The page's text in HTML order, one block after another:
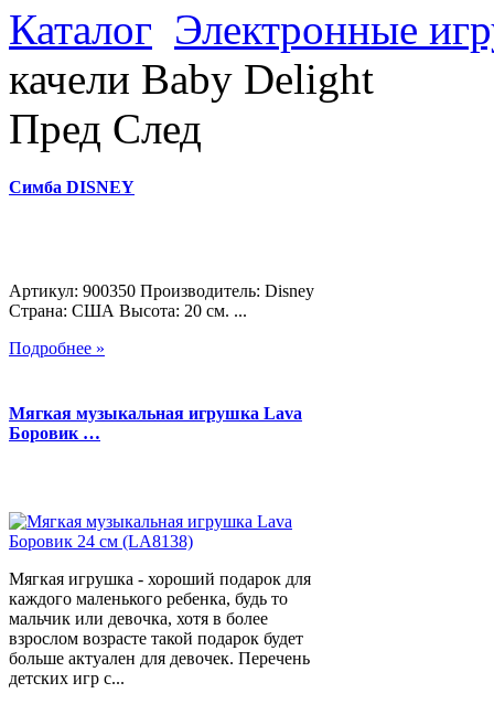
Каталог Электронные
качели Baby Delight
Пред След
Симба DISNEY
Артикул: 900350 Производитель: Disney
Страна: США Высота: 20 см. ...
Подробнее »
Мягкая музыкальная игрушка Lava
Боровик …
Мягкая игрушка - хороший подарок для
каждого маленького ребенка, будь то
мальчик или девочка, хотя в более
взрослом возрасте такой подарок будет
больше актуален для девочек. Перечень
детских игр с...